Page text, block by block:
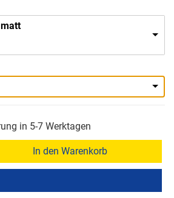
in 5-7 Werktagen
In den Warenkorb